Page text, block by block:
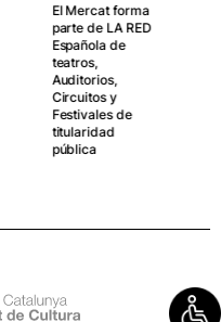
El Mercat forma
parte de LA RED
Española de
teatros,
Auditorios,
Circuitos y
Festivales de
titularidad
pública